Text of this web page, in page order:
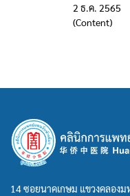
2 ธ.ค. 2565
(Content)
14 ซอยนาคเกษม แขวงคลอง